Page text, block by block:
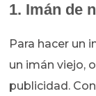
1. Imán de
Para hacer un
un imán viejo,
publicidad.